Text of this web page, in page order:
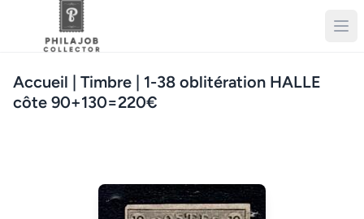
Accueil | Timbre | 1-38 oblitération HALLE
côte 90+130=220€